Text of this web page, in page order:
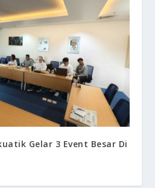
Gelar 3 Event Besar Di